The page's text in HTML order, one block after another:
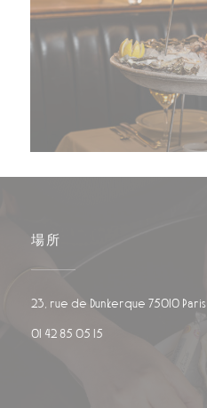
場所
23, rue de Dunkerque 75010 Paris
01 42 85 05 15